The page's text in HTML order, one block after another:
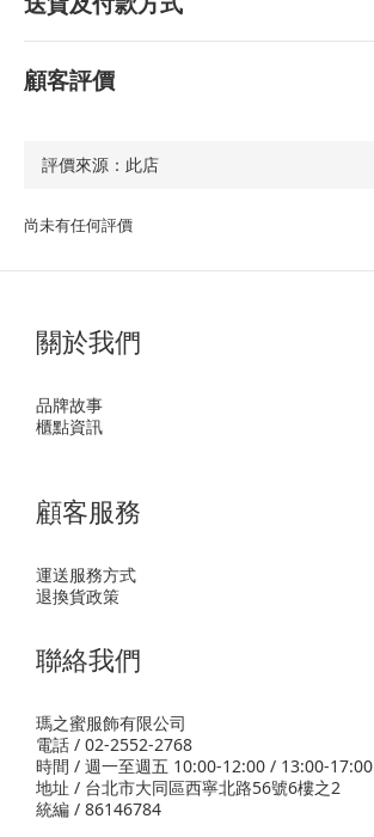
顧客評價
尚未有任何評價
關於我們
品牌故事
櫃點資訊
顧客服務
運送服務方式
退換貨政策
聯絡我們
瑪之蜜服飾有限公司
電話 / 02-2552-2768
時間 / 週一至週五 10:00-12:00 / 13:00-17:00
地址 / 台北市大同區西寧北路56號6樓之2
統編 / 86146784